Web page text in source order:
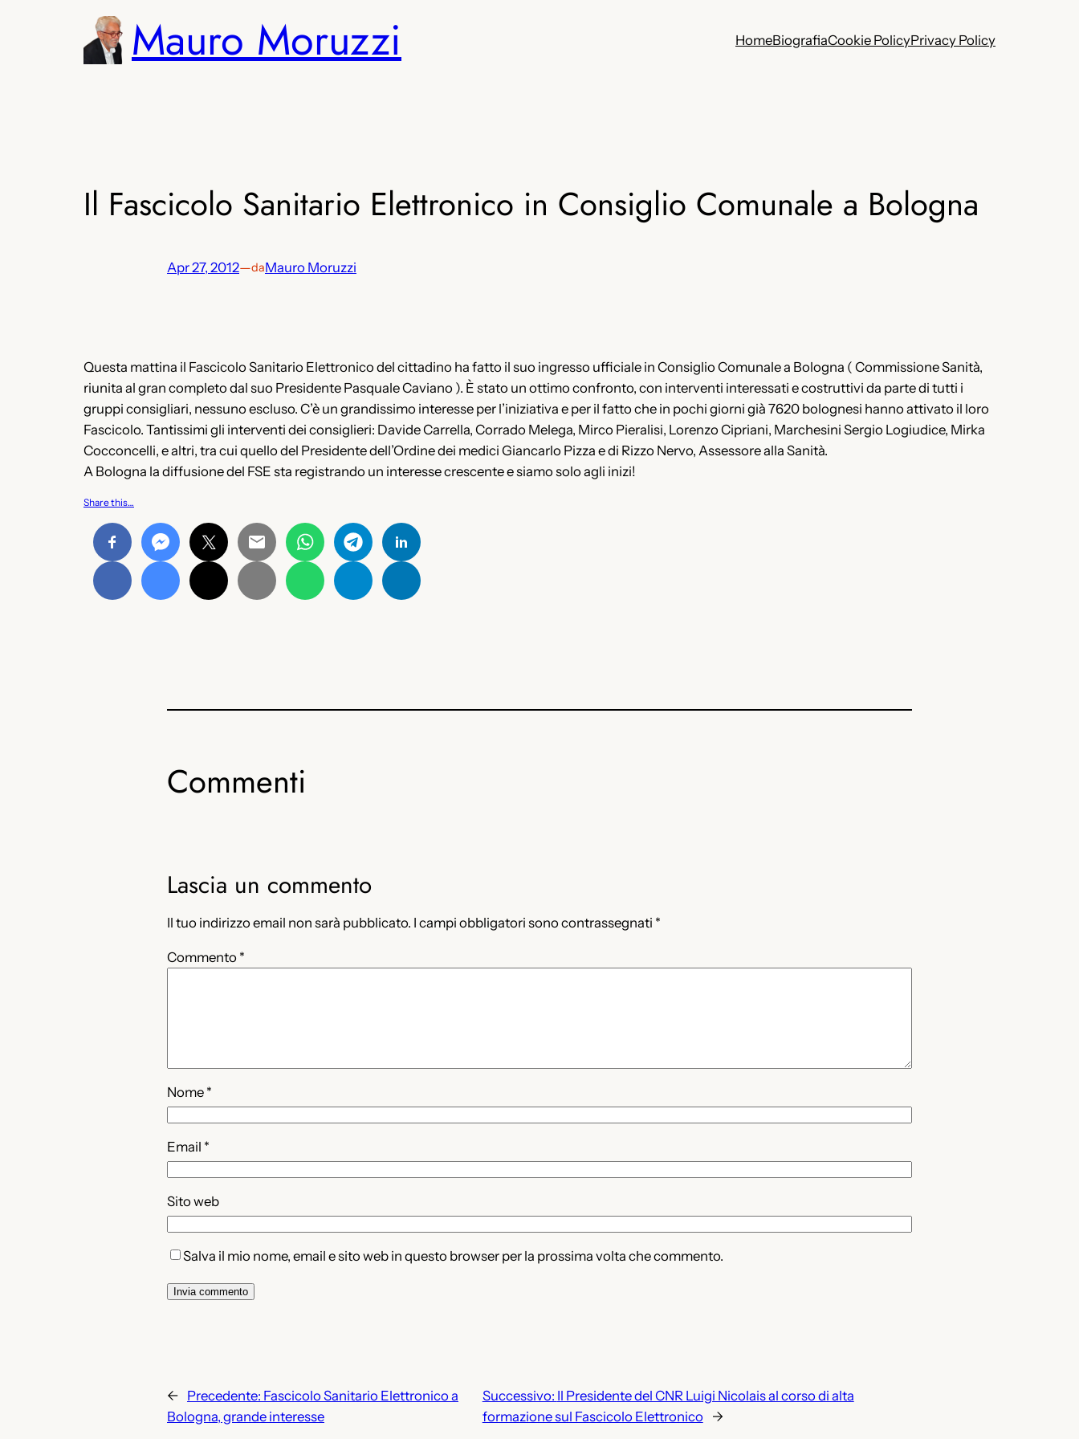
Mauro Moruzzi HomeBiografiaCookie PolicyPrivacy Policy
Il Fascicolo Sanitario Elettronico in Consiglio Comunale a Bologna
Apr 27, 2012—daMauro Moruzzi
Questa mattina il Fascicolo Sanitario Elettronico del cittadino ha fatto il suo ingresso ufficiale in Consiglio Comunale a Bologna ( Commissione Sanità,
riunita al gran completo dal suo Presidente Pasquale Caviano ). È stato un ottimo confronto, con interventi interessati e costruttivi da parte di tutti i
gruppi consigliari, nessuno escluso. C’è un grandissimo interesse per l’iniziativa e per il fatto che in pochi giorni già 7620 bolognesi hanno attivato il loro
Fascicolo. Tantissimi gli interventi dei consiglieri: Davide Carrella, Corrado Melega, Mirco Pieralisi, Lorenzo Cipriani, Marchesini Sergio Logiudice, Mirka
Cocconcelli, e altri, tra cui quello del Presidente dell’Ordine dei medici Giancarlo Pizza e di Rizzo Nervo, Assessore alla Sanità.
A Bologna la diffusione del FSE sta registrando un interesse crescente e siamo solo agli inizi!
Share this…
Commenti
Lascia un commento
Il tuo indirizzo email non sarà pubblicato. I campi obbligatori sono contrassegnati *
Commento *
Nome *
Email *
Sito web
Salva il mio nome, email e sito web in questo browser per la prossima volta che commento.
← Precedente: Fascicolo Sanitario Elettronico a
Bologna, grande interesse
Successivo: Il Presidente del CNR Luigi Nicolais al corso di alta
formazione sul Fascicolo Elettronico
→